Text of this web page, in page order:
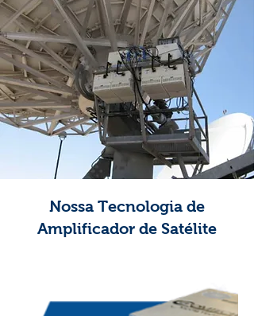
Nossa Tecnologia de
Amplificador de Satélite